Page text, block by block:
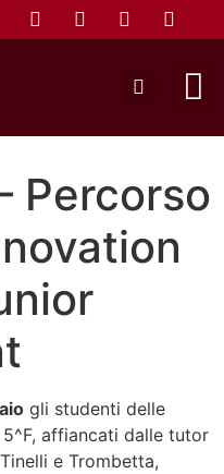
Percorso
gli studenti delle
5^F, affiancati dalle tutor
e Trombetta,